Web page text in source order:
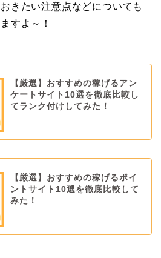
きたい注意点などについても
すよ～！
【厳選】おすすめの稼げるアン
ケートサイト10選を徹底比較し
てランク付けしてみた！
【厳選】おすすめの稼げるポイ
ントサイト10選を徹底比較して
みた！